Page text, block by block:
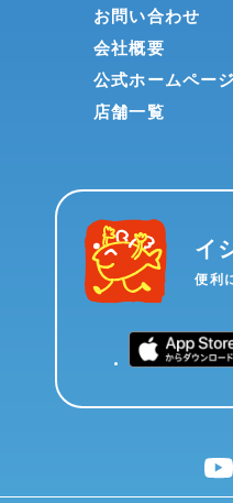
お問い合わせ
会社概要
公式ホームページ
店舗一覧
イ
便利